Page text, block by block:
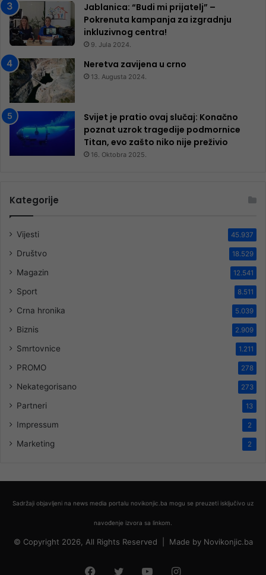
Jablanica: “Budi mi prijatelj” –
Pokrenuta kampanja za izgradnju
inkluzivnog centra!
9. Jula 2024.
Neretva zavijena u crno
13. Augusta 2024.
Svijet je pratio ovaj slučaj: Konačno
poznat uzrok tragedije podmornice
Titan, evo zašto niko nije preživio
16. Oktobra 2025.
Kategorije
Vijesti 45.937
Društvo 18.529
Magazin 12.541
Sport 8.511
Crna hronika 5.039
Biznis 2.909
Smrtovnice 1.211
PROMO 278
Nekategorisano 273
Partneri 13
Impressum 2
Marketing 2
Sadržaji objavljeni na news media portalu novikonjic.ba mogu se preuzeti isključivo uz
navođenje izvora sa linkom.
© Copyright 2026, All Rights Reserved | Made by Novikonjic.ba
Facebook
TwitterYouTubeInstagram